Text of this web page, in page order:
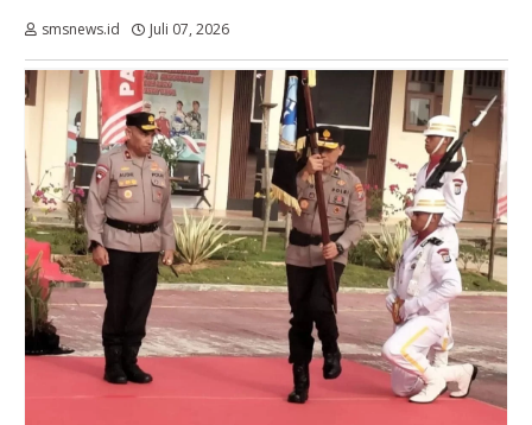
smsnews.id Juli 07, 2026